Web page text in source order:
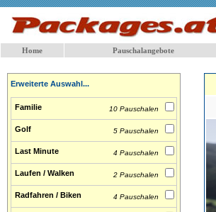
Home Pauschalangebote
Erweiterte Auswahl...
Familie 10 Pauschalen
Golf 5 Pauschalen
Last Minute 4 Pauschalen
Laufen / Walken 2 Pauschalen
Radfahren / Biken 4 Pauschalen